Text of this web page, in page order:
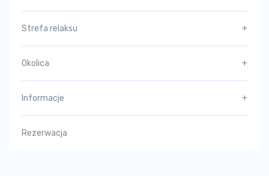
Strefa relaksu +
Okolica +
Informacje +
Rezerwacja